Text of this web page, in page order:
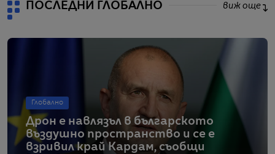
ПОСЛЕДНИ ГЛОБАЛНО виж още
Глобално
Дрон е навлязъл в българското
въздушно пространство и се е
взривил край Кардам, съобщи